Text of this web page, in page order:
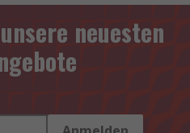
neuesten